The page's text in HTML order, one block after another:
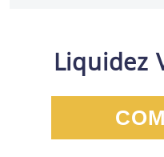
Liquidez